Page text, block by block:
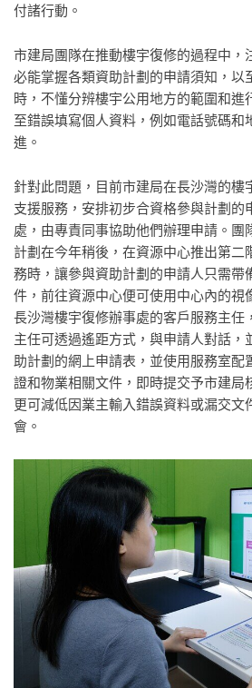
付諸行動。
市建局團隊在推動樓宇復修的過程中，
必能掌握各類資助計劃的申請須知，以
時，不懂分辨樓宇公用地方的範圍和進
至錯誤填寫個人資料，例如電話號碼和
進。
針對此問題，目前市建局在長沙灣的樓
支援服務，安排初步合資格參與計劃的
處，由專責同事協助他們辦理申請。團
計劃在今年稍後，在資源中心推出第二
務時，讓參與資助計劃的申請人只需帶
件，前往資源中心便可使用中心內的視
長沙灣樓宇復修辦事處的客戶服務主任
主任可透過遙距方式，與申請人對話，
助計劃的網上申請表，並使用服務室配
證和物業相關文件，即時提交予市建局
更可減低因業主輸入錯誤資料或漏交文
會。